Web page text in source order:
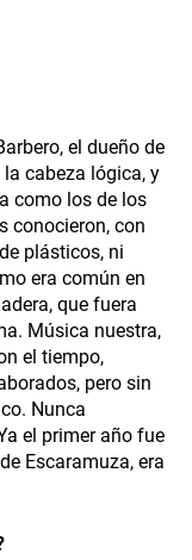
el dueño de
cabeza lógica, y
como los de los
conocieron, con
plásticos, ni
era común en
que fuera
Música nuestra,
el tiempo,
pero sin
Nunca
el primer año fue
Escaramuza, era